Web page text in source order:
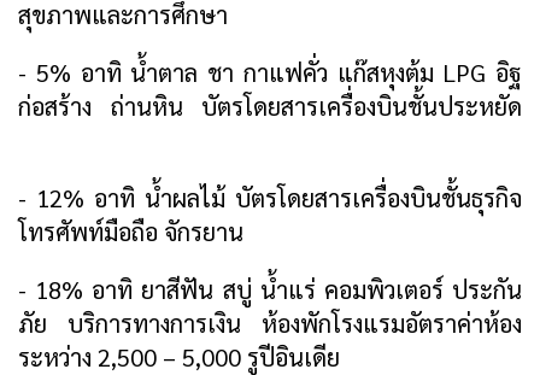
สุขภาพและการศึกษา
- 5% อาทิ น้ำตาล ชา กาแฟคั่ว แก๊สหุงต้ม LPG อิฐ
ก่อสร้าง ถ่านหิน บัตรโดยสารเครื่องบินชั้นประหยัด
- 12% อาทิ น้ำผลไม้ บัตรโดยสารเครื่องบินชั้นธุรกิจ
โทรศัพท์มือถือ จักรยาน
- 18% อาทิ ยาสีฟัน สบู่ น้ำแร่ คอมพิวเตอร์ ประกัน
ภัย บริการทางการเงิน ห้องพักโรงแรมอัตราค่าห้อง
ระหว่าง 2,500 – 5,000 รูปีอินเดีย